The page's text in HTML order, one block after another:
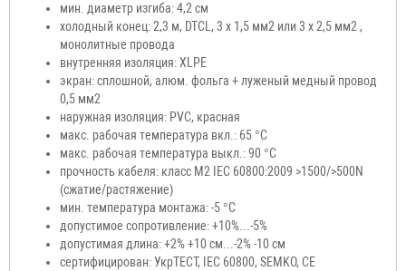
мин. диаметр изгиба: 4,2 см
холодный конец: 2,3 м, DTCL, 3 х 1,5 мм2 или 3 х 2,5 мм2 ,
монолитные провода
внутренняя изоляция: XLPE
экран: сплошной, алюм. фольга + луженый медный провод
0,5 мм2
наружная изоляция: PVC, красная
макс. рабочая температура вкл.: 65 °C
макс. рабочая температура выкл.: 90 °C
прочность кабеля: класс М2 IEC 60800:2009 >1500/>500N
(сжатие/растяжение)
мин. температура монтажа: -5 °C
допустимое сопротивление: +10%...-5%
допустимая длина: +2% +10 см...-2% -10 см
сертифицирован: УкрТЕСТ, IEC 60800, SEMKO, CE